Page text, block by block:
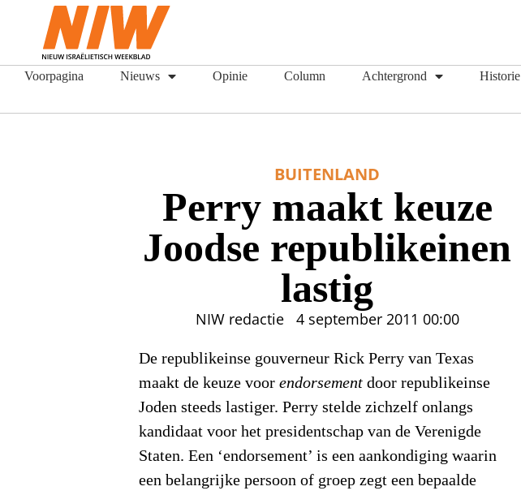
Voorpagina Nieuws Opinie Column Achtergrond Historie
BUITENLAND
Perry maakt keuze
Joodse republikeinen
lastig
NIW redactie 4 september 2011 00:00
De republikeinse gouverneur Rick Perry van Texas
maakt de keuze voorendorsementdoor republikeinse
Joden steeds lastiger. Perry stelde zichzelf onlangs
kandidaat voor het presidentschap van de Verenigde
Staten. Een ‘endorsement’ is een aankondiging waarin
een belangrijke persoon of groep zegt een bepaalde